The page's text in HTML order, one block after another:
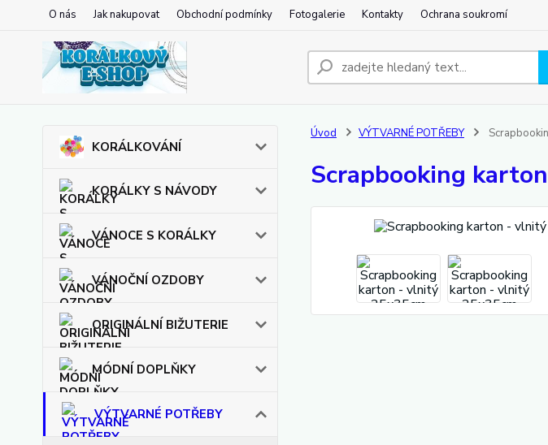
O nás Jak nakupovat Obchodní podmínky Fotogalerie Kontakty Ochrana soukromí
KORÁLKOVÁNÍ
KORÁLKY S NÁVODY
VÁNOCE S KORÁLKY
VÁNOČNÍ OZDOBY
ORIGINÁLNÍ BIŽUTERIE
MÓDNÍ DOPLŇKY
VÝTVARNÉ POTŘEBY
Úvod VÝTVARNÉ POTŘEBY
Scrapbooking